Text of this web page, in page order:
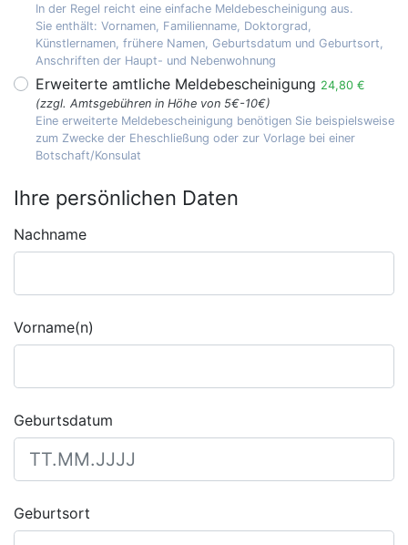
In der Regel reicht eine einfache Meldebescheinigung aus.
Sie enthält: Vornamen, Familienname, Doktorgrad,
Künstlernamen, frühere Namen, Geburtsdatum und Geburtsort,
Anschriften der Haupt- und Nebenwohnung
Erweiterte amtliche Meldebescheinigung 24,80 €
(zzgl. Amtsgebühren in Höhe von 5€-10€)
Eine erweiterte Meldebescheinigung benötigen Sie beispielsweise
zum Zwecke der Eheschließung oder zur Vorlage bei einer
Botschaft/Konsulat
Ihre persönlichen Daten
Nachname
Vorname(n)
Geburtsdatum
Geburtsort